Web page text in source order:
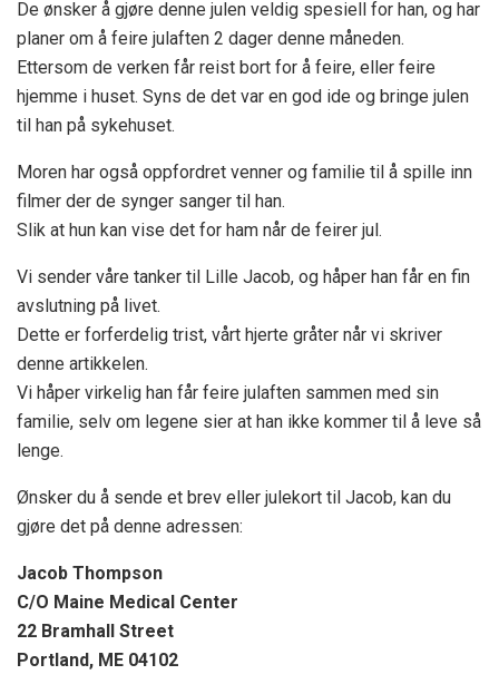
De ønsker å gjøre denne julen veldig spesiell for han, og har
planer om å feire julaften 2 dager denne måneden.
Ettersom de verken får reist bort for å feire, eller feire
hjemme i huset. Syns de det var en god ide og bringe julen
til han på sykehuset.
Moren har også oppfordret venner og familie til å spille inn
filmer der de synger sanger til han.
Slik at hun kan vise det for ham når de feirer jul.
Vi sender våre tanker til Lille Jacob, og håper han får en fin
avslutning på livet.
Dette er forferdelig trist, vårt hjerte gråter når vi skriver
denne artikkelen.
Vi håper virkelig han får feire julaften sammen med sin
familie, selv om legene sier at han ikke kommer til å leve så
lenge.
Ønsker du å sende et brev eller julekort til Jacob, kan du
gjøre det på denne adressen:
Jacob Thompson
C/O Maine Medical Center
22 Bramhall Street
Portland, ME 04102